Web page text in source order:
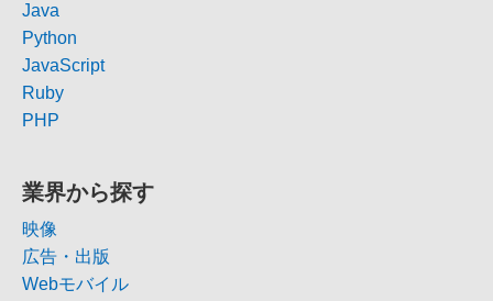
Java
Python
JavaScript
Ruby
PHP
業界から探す
映像
広告・出版
Webモバイル